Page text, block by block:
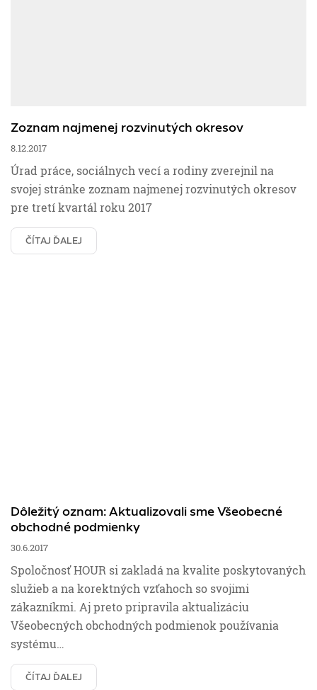
Zoznam najmenej rozvinutých okresov
8.12.2017
Úrad práce, sociálnych vecí a rodiny zverejnil na
svojej stránke zoznam najmenej rozvinutých okresov
pre tretí kvartál roku 2017
ČÍTAJ ĎALEJ
Dôležitý oznam: Aktualizovali sme Všeobecné
obchodné podmienky
30.6.2017
Spoločnosť HOUR si zakladá na kvalite poskytovaných
služieb a na korektných vzťahoch so svojimi
zákazníkmi. Aj preto pripravila aktualizáciu
Všeobecných obchodných podmienok používania
systému…
ČÍTAJ ĎALEJ